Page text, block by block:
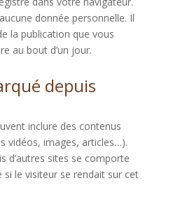
donnée personnelle. Il
la publication que vous
au bout d’un jour.
depuis
inclure des contenus
vidéos, images, articles…).
d’autres sites se comporte
le visiteur se rendait sur cet